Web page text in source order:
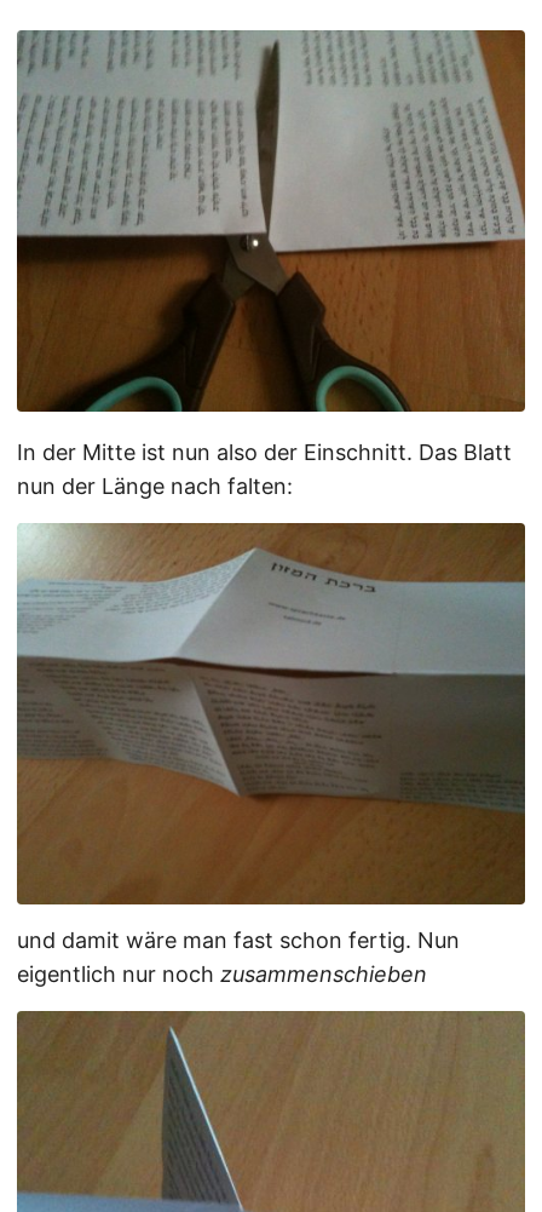
In der Mitte ist nun also der Einschnitt. Das Blatt
nun der Länge nach falten:
und damit wäre man fast schon fertig. Nun
eigentlich nur noch zusammenschieben